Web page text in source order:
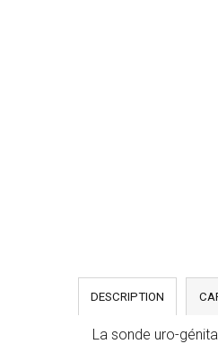
DESCRIPTION
La sonde uro-